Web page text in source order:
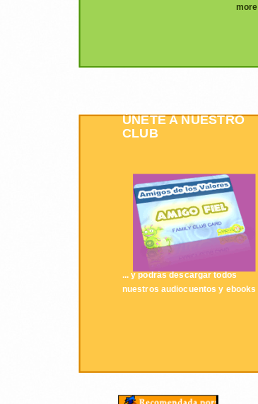
more
ÚNETE A NUESTRO
CLUB
... y podrás descargar todos
nuestros audiocuentos y ebooks